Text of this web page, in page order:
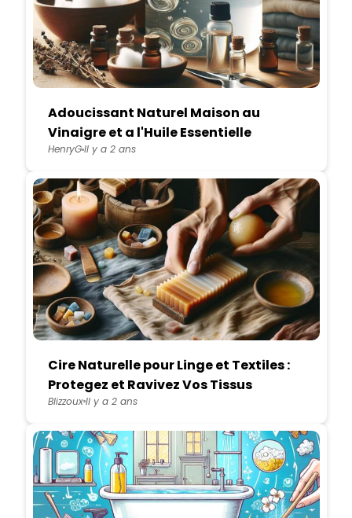
Adoucissant Naturel Maison au
Vinaigre et a l'Huile Essentielle
HenryGIl y a 2 ans
Cire Naturelle pour Linge et Textiles :
Protegez et Ravivez Vos Tissus
BlizzouxIl y a 2 ans